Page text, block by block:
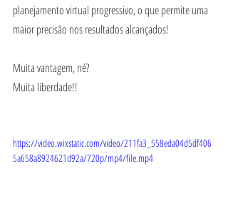
planejamento virtual progressivo, o que permite uma
maior precisão nos resultados alcançados!
Muita vantagem, né?
Muita liberdade!!
https://video.wixstatic.com/video/211fa3_558eda04d5df406
5a658a8924621d92a/720p/mp4/file.mp4